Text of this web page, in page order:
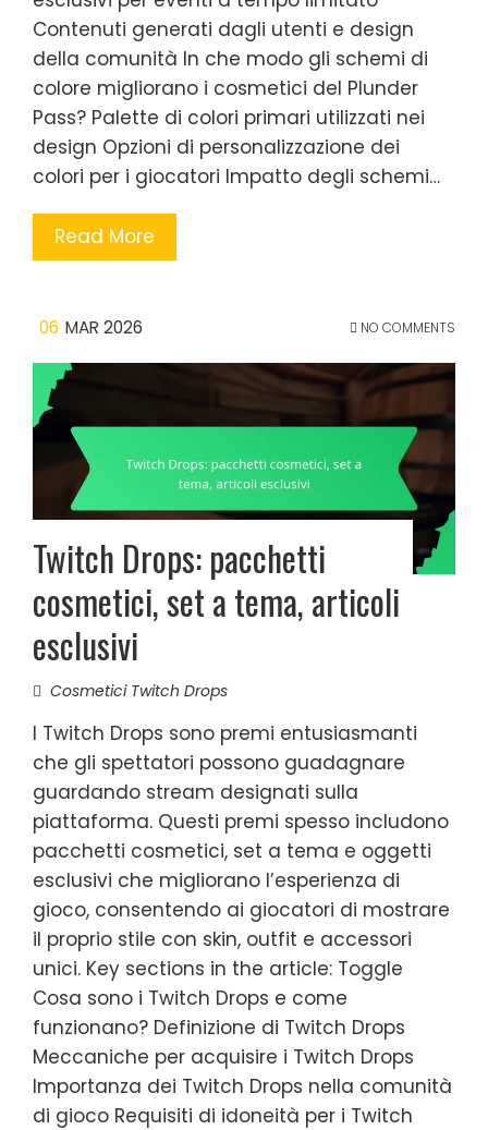
Contenuti generati dagli utenti e design
della comunità In che modo gli schemi di
colore migliorano i cosmetici del Plunder
Pass? Palette di colori primari utilizzati nei
design Opzioni di personalizzazione dei
colori per i giocatori Impatto degli schemi…
Read More
06 MAR 2026 NO COMMENTS
Twitch Drops: pacchetti
cosmetici, set a tema, articoli
esclusivi
Cosmetici Twitch Drops
I Twitch Drops sono premi entusiasmanti
che gli spettatori possono guadagnare
guardando stream designati sulla
piattaforma. Questi premi spesso includono
pacchetti cosmetici, set a tema e oggetti
esclusivi che migliorano l’esperienza di
gioco, consentendo ai giocatori di mostrare
il proprio stile con skin, outfit e accessori
unici. Key sections in the article: Toggle
Cosa sono i Twitch Drops e come
funzionano? Definizione di Twitch Drops
Meccaniche per acquisire i Twitch Drops
Importanza dei Twitch Drops nella comunità
di gioco Requisiti di idoneità per i Twitch